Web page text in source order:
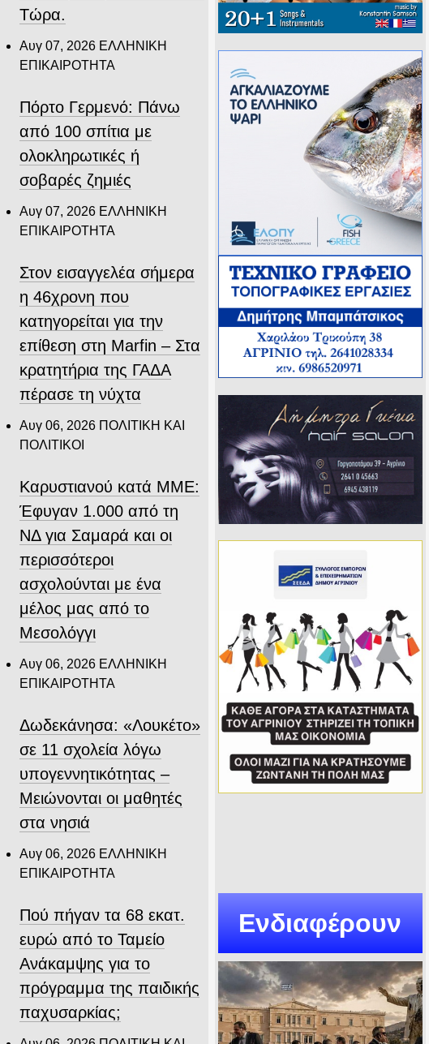
Τώρα.
Αυγ 07, 2026 ΕΛΛΗΝΙΚΗ
ΕΠΙΚΑΙΡΟΤΗΤΑ
Πόρτο Γερμενό: Πάνω
από 100 σπίτια με
ολοκληρωτικές ή
σοβαρές ζημιές
Αυγ 07, 2026 ΕΛΛΗΝΙΚΗ
ΕΠΙΚΑΙΡΟΤΗΤΑ
Στον εισαγγελέα σήμερα
η 46χρονη που
κατηγορείται για την
επίθεση στη Marfin – Στα
κρατητήρια της ΓΑΔΑ
πέρασε τη νύχτα
Αυγ 06, 2026 ΠΟΛΙΤΙΚΗ ΚΑΙ
ΠΟΛΙΤΙΚΟΙ
Καρυστιανού κατά ΜΜΕ:
Έφυγαν 1.000 από τη
ΝΔ για Σαμαρά και οι
περισσότεροι
ασχολούνται με ένα
μέλος μας από το
Μεσολόγγι
Αυγ 06, 2026 ΕΛΛΗΝΙΚΗ
ΕΠΙΚΑΙΡΟΤΗΤΑ
Δωδεκάνησα: «Λουκέτο»
σε 11 σχολεία λόγω
υπογεννητικότητας –
Μειώνονται οι μαθητές
στα νησιά
Αυγ 06, 2026 ΕΛΛΗΝΙΚΗ
ΕΠΙΚΑΙΡΟΤΗΤΑ
Πού πήγαν τα 68 εκατ.
ευρώ από το Ταμείο
Ανάκαμψης για το
πρόγραμμα της παιδικής
παχυσαρκίας;
Ενδιαφέρουν